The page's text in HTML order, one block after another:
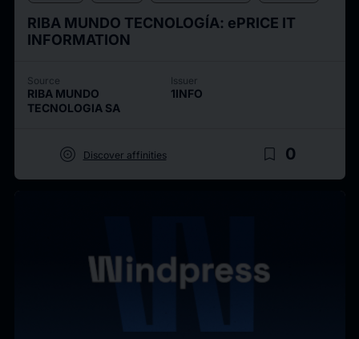
RIBA MUNDO TECNOLOGÍA: ePRICE IT
INFORMATION
Source
RIBA MUNDO
TECNOLOGIA SA
Issuer
1INFO
target Discover affinities bookmark_border 0